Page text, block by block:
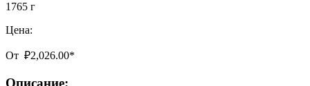
1765 г
Цена:
От ₽2,026.00*
Описание: